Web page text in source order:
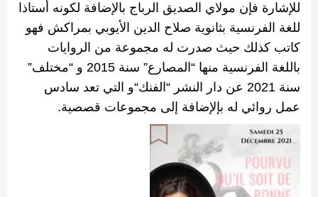
للإشارة فإن مولاي الصديق الرباج بالإضافة لكونه أستاذا
للغة الفرنسية بثانوية صلاح الدين الأيوبي بمراكش فهو
كاتب كذلك حيث صدرت له مجموعة من الروايات
باللغة الفرنسية منها “ المصارع” سنة 2015 و “مختلف”
سنة 2021 عن دار النشر “ الفنك“و التي تعد سادس
عمل روائي له بإلإضافة إلى مجموعات قصصية.